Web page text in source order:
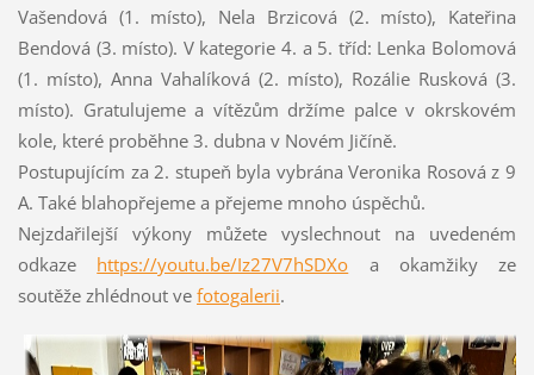
Vašendová (1. místo), Nela Brzicová (2. místo), Kateřina
Bendová (3. místo). V kategorie 4. a 5. tříd: Lenka Bolomová
(1. místo), Anna Vahalíková (2. místo), Rozálie Rusková (3.
místo). Gratulujeme a vítězům držíme palce v okrskovém
kole, které proběhne 3. dubna v Novém Jičíně.
Postupujícím za 2. stupeň byla vybrána Veronika Rosová z 9
A. Také blahopřejeme a přejeme mnoho úspěchů.
Nejzdařilejší výkony můžete vyslechnout na uvedeném
odkaze https://youtu.be/Iz27V7hSDXo a okamžiky ze
soutěže zhlédnout ve fotogalerii.